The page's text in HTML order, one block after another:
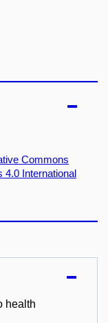
Commons
International
health